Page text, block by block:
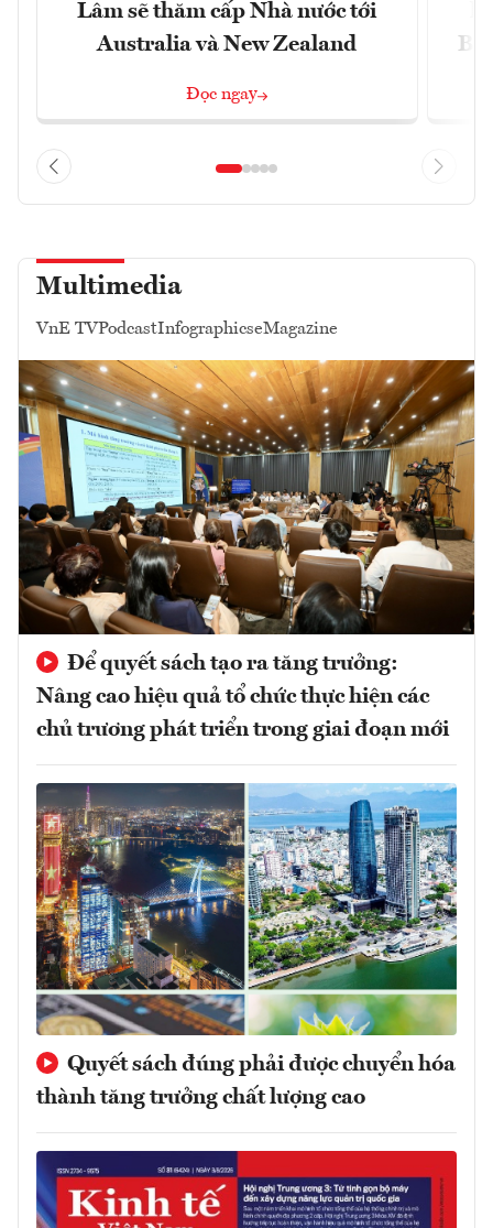
Lâm sẽ thăm cấp Nhà nước tới
Australia và New Zealand
Đọc ngay
Multimedia
VnE TVPodcastInfographicseMagazine
Để quyết sách tạo ra tăng trưởng:
Nâng cao hiệu quả tổ chức thực hiện các
chủ trương phát triển trong giai đoạn mới
Quyết sách đúng phải được chuyển hóa
thành tăng trưởng chất lượng cao